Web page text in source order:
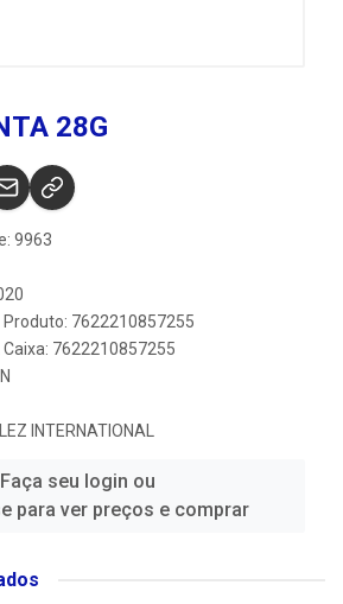
28G
9963
7622210857255
7622210857255
INTERNATIONAL
Faça seu login ou
para ver preços e comprar